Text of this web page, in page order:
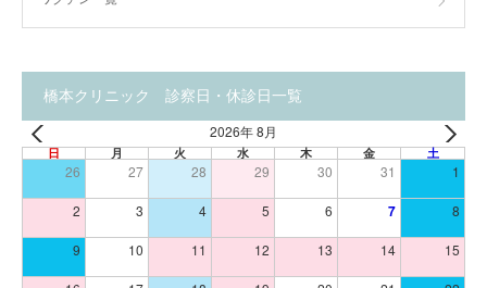
橋本クリニック 診察日・休診日一覧
2026年 8月
日 月 火 水 木 金 土
26 27 28 29 30 31 1
2 3 4 5 6 7 8
9 10 11 12 13 14 15